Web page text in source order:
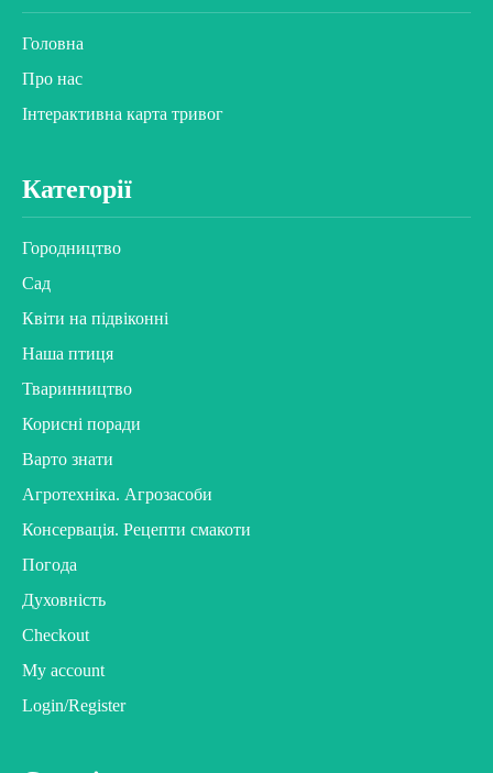
Головна
Про нас
Інтерактивна карта тривог
Категорії
Городництво
Сад
Квіти на підвіконні
Наша птиця
Тваринництво
Корисні поради
Варто знати
Агротехніка. Агрозасоби
Консервація. Рецепти смакоти
Погода
Духовність
Checkout
My account
Login/Register